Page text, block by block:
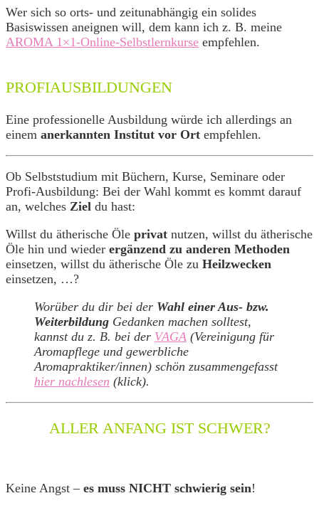
Wer sich so orts- und zeitunabhängig ein solides
Basiswissen aneignen will, dem kann ich z. B. meine
AROMA 1×1-Online-Selbstlernkurse empfehlen.
PROFIAUSBILDUNGEN
Eine professionelle Ausbildung würde ich allerdings an
einem anerkannten Institut vor Ort empfehlen.
Ob Selbststudium mit Büchern, Kurse, Seminare oder
Profi-Ausbildung: Bei der Wahl kommt es kommt darauf
an, welches Ziel du hast:
Willst du ätherische Öle privat nutzen, willst du ätherische
Öle hin und wieder ergänzend zu anderen Methoden
einsetzen, willst du ätherische Öle zu Heilzwecken
einsetzen, …?
Worüber du dir bei der Wahl einer Aus- bzw.
Weiterbildung Gedanken machen solltest,
kannst du z. B. bei der VAGA (Vereinigung für
Aromapflege und gewerbliche
Aromapraktiker/innen) schön zusammengefasst
hier nachlesen (klick).
ALLER ANFANG IST SCHWER?
Keine Angst – es muss NICHT schwierig sein!